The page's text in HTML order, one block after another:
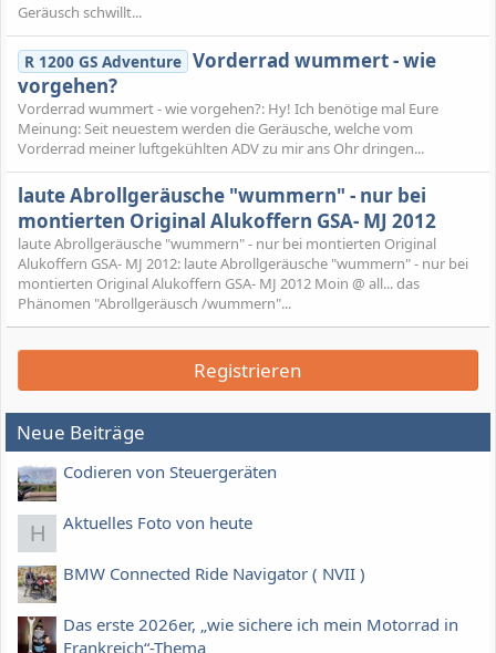
Geräusch schwillt...
R 1200 GS Adventure Vorderrad wummert - wie
vorgehen?
Vorderrad wummert - wie vorgehen?: Hy! Ich benötige mal Eure
Meinung: Seit neuestem werden die Geräusche, welche vom
Vorderrad meiner luftgekühlten ADV zu mir ans Ohr dringen...
laute Abrollgeräusche "wummern" - nur bei
montierten Original Alukoffern GSA- MJ 2012
laute Abrollgeräusche "wummern" - nur bei montierten Original
Alukoffern GSA- MJ 2012: laute Abrollgeräusche "wummern" - nur bei
montierten Original Alukoffern GSA- MJ 2012 Moin @ all... das
Phänomen "Abrollgeräusch /wummern"...
Registrieren
Neue Beiträge
Codieren von Steuergeräten
H Aktuelles Foto von heute
BMW Connected Ride Navigator ( NVII )
Das erste 2026er, „wie sichere ich mein Motorrad in
Frankreich“-Thema